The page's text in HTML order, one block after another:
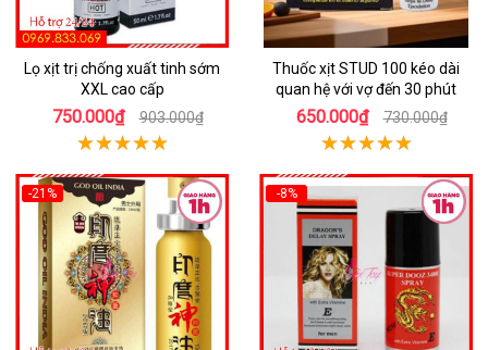
Lọ xịt trị chống xuất tinh sớm
XXL cao cấp
750.000₫ 903.000₫
Thuốc xịt STUD 100 kéo dài
quan hệ với vợ đến 30 phút
650.000₫ 730.000₫
-21% -8%